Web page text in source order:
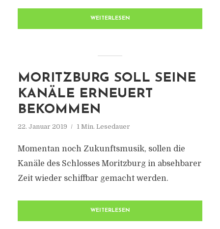
WEITERLESEN
MORITZBURG SOLL SEINE
KANÄLE ERNEUERT
BEKOMMEN
22. Januar 2019 1 Min. Lesedauer
Momentan noch Zukunftsmusik, sollen die
Kanäle des Schlosses Moritzburg in absehbarer
Zeit wieder schiffbar gemacht werden.
WEITERLESEN